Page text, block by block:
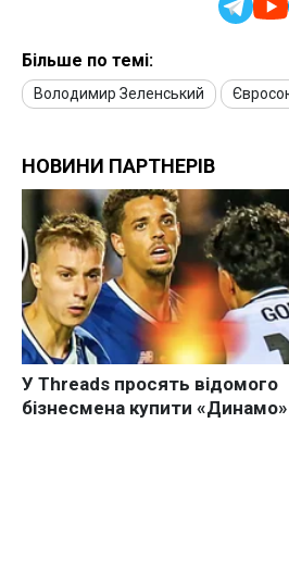
Більше по темі:
Володимир Зеленський